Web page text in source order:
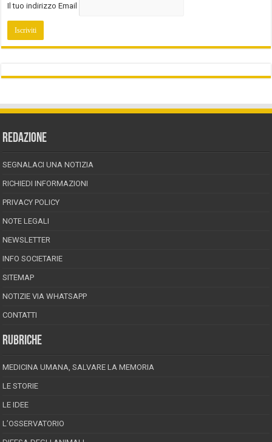
Il tuo indirizzo Email
REDAZIONE
SEGNALACI UNA NOTIZIA
RICHIEDI INFORMAZIONI
PRIVACY POLICY
NOTE LEGALI
NEWSLETTER
INFO SOCIETARIE
SITEMAP
NOTIZIE VIA WHATSAPP
CONTATTI
RUBRICHE
MEDICINA UMANA, SALVARE LA MEMORIA
LE STORIE
LE IDEE
L’OSSERVATORIO